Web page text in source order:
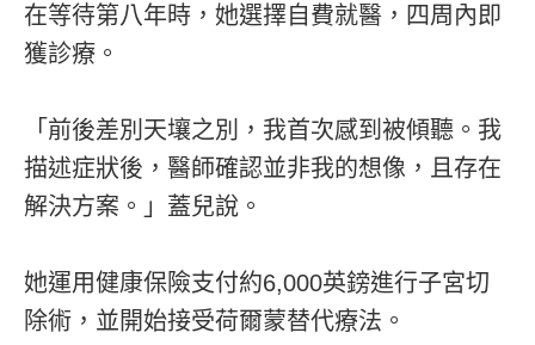
在等待第八年時，她選擇自費就醫，四周內即
獲診療。
「前後差別天壤之別，我首次感到被傾聽。我
描述症狀後，醫師確認並非我的想像，且存在
解決方案。」蓋兒說。
她運用健康保險支付約6,000英鎊進行子宮切
除術，並開始接受荷爾蒙替代療法。